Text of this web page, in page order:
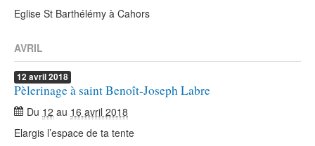
Eglise St Barthélémy à Cahors
AVRIL
12 avril2018
Pèlerinage à saint Benoît-Joseph Labre
Du 12 au 16 avril 2018
Elargis l’espace de ta tente